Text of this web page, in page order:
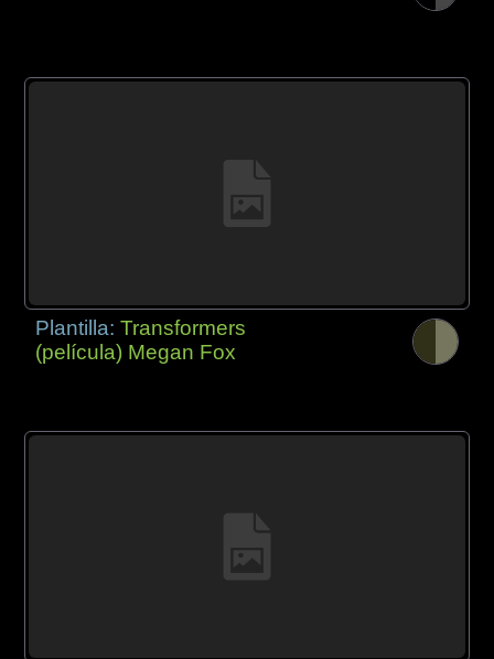
Plantilla:Transformers
(película) Megan Fox